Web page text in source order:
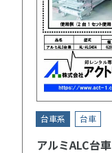
台車系 台車
アルミALC台車